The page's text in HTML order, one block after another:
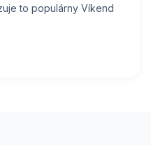
to populárny Víkend